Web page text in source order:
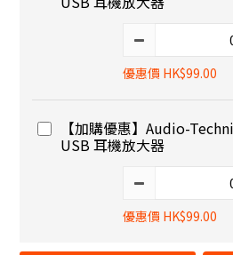
優惠價 HK$99.00
【加購優惠】Audio-
USB 耳機放大器
優惠價 HK$99.00